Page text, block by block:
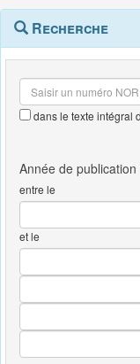
Navigation
outils
Menu
contextuel
Recherche
dans le texte intégral
entre le
et le